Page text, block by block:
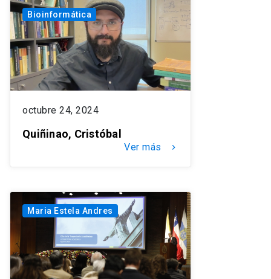
Bioinformática
octubre 24, 2024
Quiñinao, Cristóbal
Ver más keyboard_arrow_right
Maria Estela Andres